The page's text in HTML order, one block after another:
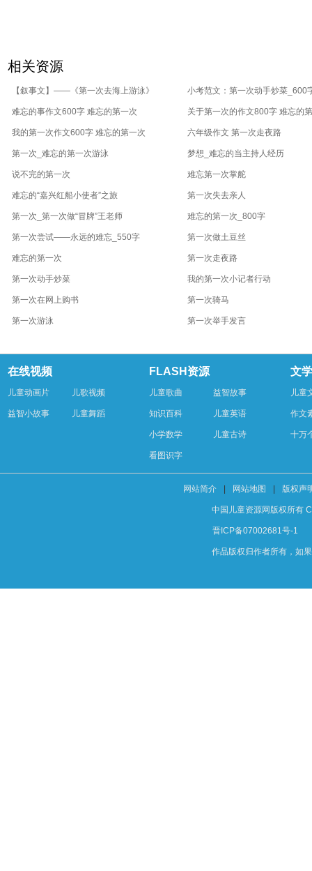
相关资源
【叙事文】——《第一次去海上游泳》 小考范文：第一次动手炒菜_600
难忘的事作文600字 难忘的第一次 关于第一次的作文800字 难忘的
我的第一次作文600字 难忘的第一次 六年级作文 第一次走夜路
第一次_难忘的第一次游泳 梦想_难忘的当主持人经历
说不完的第一次 难忘第一次掌舵
难忘的“嘉兴红船小使者”之旅 第一次失去亲人
第一次_第一次做“冒牌”王老师 难忘的第一次_800字
第一次尝试——永远的难忘_550字 第一次做土豆丝
难忘的第一次 第一次走夜路
第一次动手炒菜 我的第一次小记者行动
第一次在网上购书 第一次骑马
第一次游泳 第一次举手发言
在线视频
儿童动画片 儿歌视频
益智小故事 儿童舞蹈
FLASH资源
儿童歌曲 益智故事
知识百科 儿童英语
小学数学 儿童古诗
看图识字
文
儿童
作文
十万
网站简介 网站地图 版权声
中国儿童资源网版权所有
晋ICP备07002681号-1
作品版权归作者所有，如